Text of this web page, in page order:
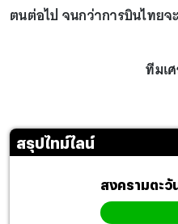
ตนต่อไป จนกว่าการบินไทยจ
ทีมเ
สรุปไทม์ไลน์
สงครามตะ